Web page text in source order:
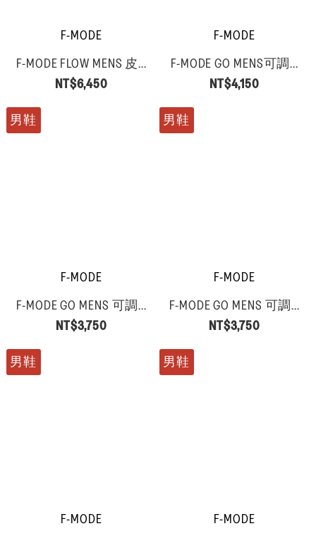
F-MODE
F-MODE FLOW MENS 皮...
NT$6,450
F-MODE
F-MODE GO MENS可調...
NT$4,150
男鞋
F-MODE
F-MODE GO MENS 可調...
NT$3,750
男鞋
F-MODE
F-MODE GO MENS 可調...
NT$3,750
男鞋
F-MODE
男鞋
F-MODE